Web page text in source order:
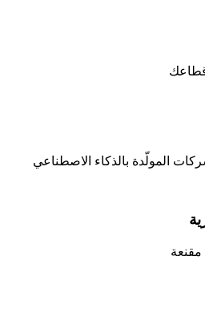
المولّدة بالذكاء الاصطناعي